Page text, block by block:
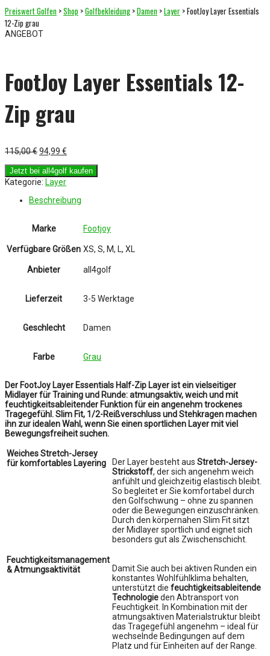
Preiswert Golfen >Shop >Golfbekleidung >Damen >Layer > FootJoy Layer Essentials
12-Zip grau
ANGEBOT
FootJoy Layer Essentials 12-
Zip grau
115,00€Ursprünglicher
war:
115,00 €
94,99 €
ist:
94,99 €.
Jetzt bei all4golf kaufen
Kategorie: Layer
Beschreibung
Marke Footjoy
Verfügbare Größen XS, S, M, L, XL
Anbieter all4golf
Lieferzeit 3-5 Werktage
Geschlecht Damen
Farbe Grau
Der FootJoy Layer Essentials Half-Zip Layer ist ein vielseitiger
Midlayer für Training und Runde: atmungsaktiv, weich und mit
feuchtigkeitsableitender Funktion für ein angenehm trockenes
Tragegefühl. Slim Fit, 1/2-Reißverschluss und Stehkragen machen
ihn zur idealen Wahl, wenn Sie einen sportlichen Layer mit viel
Bewegungsfreiheit suchen.
Weiches Stretch-Jersey
für komfortables Layering
Der Layer besteht aus Stretch-Jersey-
Strickstoff, der sich angenehm weich
anfühlt und gleichzeitig elastisch bleibt.
So begleitet er Sie komfortabel durch
den Golfschwung – ohne zu spannen
oder die Bewegungen einzuschränken.
Durch den körpernahen Slim Fit sitzt
der Midlayer sportlich und eignet sich
besonders gut als Zwischenschicht.
Feuchtigkeitsmanagement
& Atmungsaktivität
Damit Sie auch bei aktiven Runden ein
konstantes Wohlfühlklima behalten,
unterstützt die feuchtigkeitsableitende
Technologieden Abtransport von
Feuchtigkeit. In Kombination mit der
atmungsaktiven Materialstruktur bleibt
das Tragegefühl angenehm – ideal für
wechselnde Bedingungen auf dem
Platz und für Einheiten auf der Range.